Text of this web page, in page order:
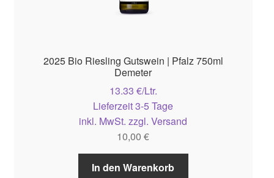
2025 Bio Riesling Gutswein | Pfalz 750ml
Demeter
13.33 €/Ltr.
Lieferzeit 3-5 Tage
inkl. MwSt. zzgl. Versand
10,00€
In den Warenkorb